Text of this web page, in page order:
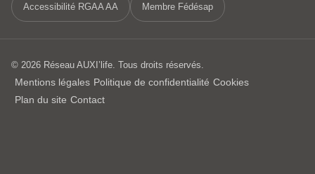
Accessibilité RGAA AA Membre Fédésap
© 2026 Réseau AUXI’life. Tous droits réservés.
Mentions légales Politique de confidentialité Cookies
Plan du site Contact